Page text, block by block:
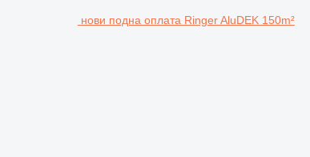
нови подна оплата Ringer AluDEK 150m²